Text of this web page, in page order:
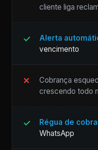
cliente liga
Alerta
vencimento
Cobrança
crescendo todo
Régua de
WhatsApp